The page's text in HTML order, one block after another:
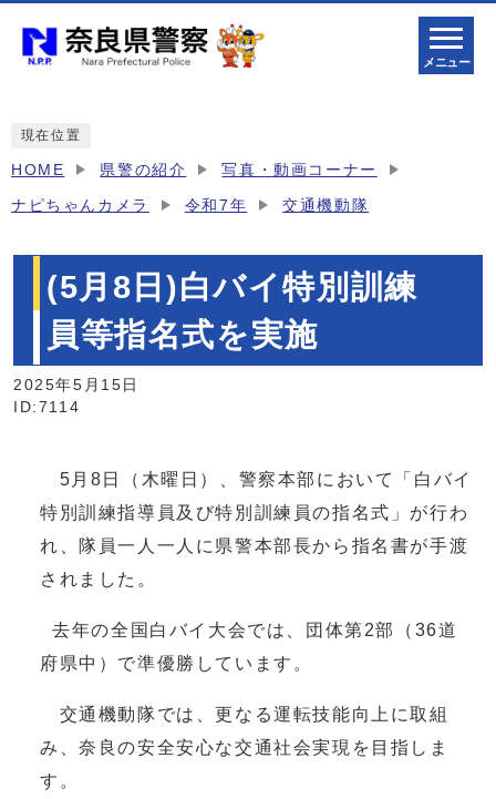
メニュー
現在位置
HOME 県警の紹介 写真・動画コーナー
ナピちゃんカメラ 令和7年 交通機動隊
(5月8日)白バイ特別訓練
員等指名式を実施
2025年5月15日
ID:7114
5月8日（木曜日）、警察本部において「白バイ
特別訓練指導員及び特別訓練員の指名式」が行わ
れ、隊員一人一人に県警本部長から指名書が手渡
されました。
去年の全国白バイ大会では、団体第2部（36道
府県中）で準優勝しています。
交通機動隊では、更なる運転技能向上に取組
み、奈良の安全安心な交通社会実現を目指しま
す。